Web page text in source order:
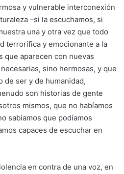
y vulnerable interconexión
–si la escuchamos, si
una y otra vez que todo
terrorífica y emocionante a la
que aparecen con nuevas
sino hermosas, y que
de ser y de humanidad,
son historias de gente
mismos, que no habíamos
sabíamos que podíamos
capaces de escuchar en
en contra de una voz, en